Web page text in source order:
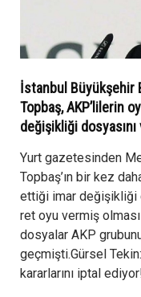
İstanbul Büyükşehir
Topbaş, AKP’lilerin
değişikliği
Yurt gazetesinden
Topbaş’ın bir kez
ettiği imar değişikliği
ret oyu vermiş
dosyalar AKP
geçmişti.Gürsel
kararlarını iptal